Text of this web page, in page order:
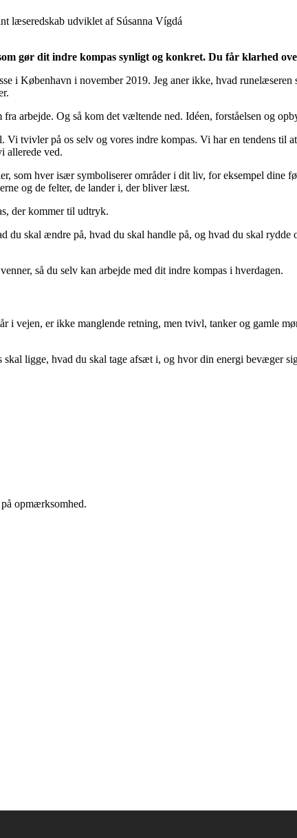
gør dit indre kompas synligt og konkret. Du får klarhed
i København i november 2019. Jeg aner ikke, hvad
arbejde. Og så kom det væltende ned. Idéen, forståelsen og
tvivler på os selv og vores indre kompas. Vi har en tendens til
allerede ved.
som hver især symboliserer områder i dit liv, for eksempel dine
og de felter, de lander i, der bliver læst.
der kommer til udtryk.
skal ændre på, hvad du skal handle på, og hvad du skal
så du selv kan arbejde med dit indre kompas i hverdagen.
i vejen, er ikke manglende retning, men tvivl, tanker og gamle
ligge, hvad du skal tage afsæt i, og hvor din energi bevæger
opmærksomhed.